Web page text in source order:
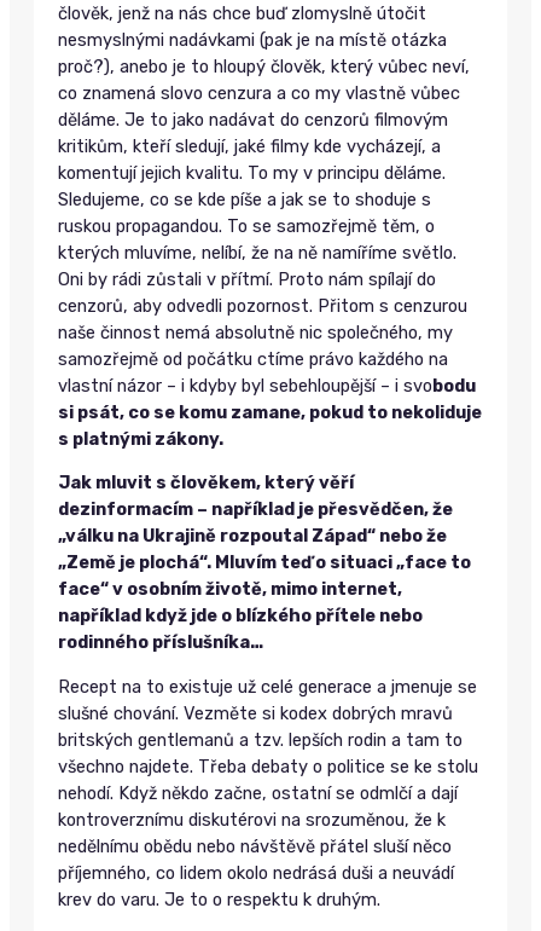
člověk, jenž na nás chce buď zlomyslně útočit
nesmyslnými nadávkami (pak je na místě otázka
proč?), anebo je to hloupý člověk, který vůbec neví,
co znamená slovo cenzura a co my vlastně vůbec
děláme. Je to jako nadávat do cenzorů filmovým
kritikům, kteří sledují, jaké filmy kde vycházejí, a
komentují jejich kvalitu. To my v principu děláme.
Sledujeme, co se kde píše a jak se to shoduje s
ruskou propagandou. To se samozřejmě těm, o
kterých mluvíme, nelíbí, že na ně namíříme světlo.
Oni by rádi zůstali v přítmí. Proto nám spílají do
cenzorů, aby odvedli pozornost. Přitom s cenzurou
naše činnost nemá absolutně nic společného, my
samozřejmě od počátku ctíme právo každého na
vlastní názor – i kdyby byl sebehloupější – i svobodu
si psát, co se komu zamane, pokud to nekoliduje
s platnými zákony.
Jak mluvit s člověkem, který věří
dezinformacím – například je přesvědčen, že
„válku na Ukrajině rozpoutal Západ“ nebo že
„Země je plochá“. Mluvím teď o situaci „face to
face“ v osobním životě, mimo internet,
například když jde o blízkého přítele nebo
rodinného příslušníka…
Recept na to existuje už celé generace a jmenuje se
slušné chování. Vezměte si kodex dobrých mravů
britských gentlemanů a tzv. lepších rodin a tam to
všechno najdete. Třeba debaty o politice se ke stolu
nehodí. Když někdo začne, ostatní se odmlčí a dají
kontroverznímu diskutérovi na srozuměnou, že k
nedělnímu obědu nebo návštěvě přátel sluší něco
příjemného, co lidem okolo nedrásá duši a neuvádí
krev do varu. Je to o respektu k druhým.